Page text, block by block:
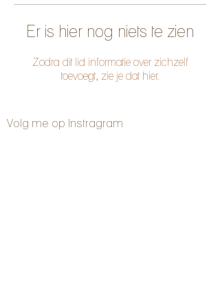
Er is hier nog niets te zien
Zodra dit lid informatie over zichzelf
toevoegt, zie je dat hier.
Volg me op Instragram